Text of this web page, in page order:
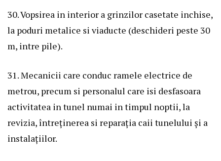
30. Vopsirea in interior a grinzilor casetate inchise,
la poduri metalice si viaducte (deschideri peste 30
m, intre pile).
31. Mecanicii care conduc ramele electrice de
metrou, precum si personalul care isi desfasoara
activitatea in tunel numai in timpul noptii, la
revizia, întreținerea si reparația caii tunelului și a
instalațiilor.